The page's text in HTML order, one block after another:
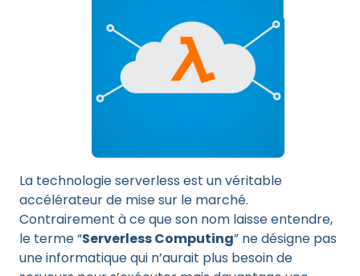
La technologie serverless est un véritable
accélérateur de mise sur le marché.
Contrairement à ce que son nom laisse entendre,
le terme “Serverless Computing” ne désigne pas
une informatique qui n’aurait plus besoin de